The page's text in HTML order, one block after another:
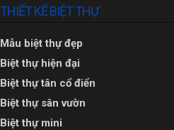
THIẾT KẾ BIỆT THỰ
Mẫu biệt thự đẹp
Biệt thự hiện đại
Biệt thự tân cổ điển
Biệt thự sân vườn
Biệt thự mini